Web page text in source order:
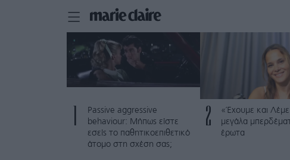
Passive aggressive
behaviour: Μήπως είστε
εσείς το παθητικοεπιθετικό
άτομο στη σχέση σας;
2
«Έχουμε και
μεγάλα
έρωτα